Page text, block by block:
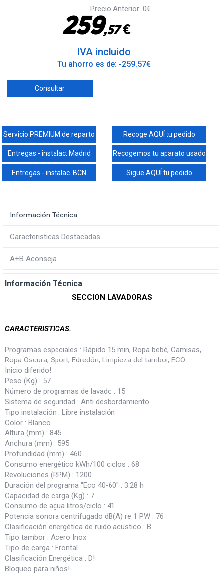
Precio Anterior: 0€
259,57€
IVA incluido
Tu ahorro es de: -259.57€
Consultar
Servicio PREMIUM de reparto Recoge AQUÍ tu pedido
Entregas - instalac. Madrid Recogemos tu aparato usado
Entregas - instalac. BCN Sigue AQUÍ tu pedido
Información Técnica
Caracteristicas Destacadas
A+B Aconseja
Información Técnica
SECCION LAVADORAS
CARACTERISTICAS.
Programas especiales : Rápido 15 min, Ropa bebé, Camisas,
Ropa Oscura, Sport, Edredón, Limpieza del tambor, ECO
Inicio diferido!
Peso (Kg) : 57
Número de programas de lavado : 15
Sistema de seguridad : Anti desbordamiento
Tipo instalación : Libre instalación
Color : Blanco
Altura (mm) : 845
Anchura (mm) : 595
Profundidad (mm) : 460
Consumo energético kWh/100 ciclos : 68
Revoluciones (RPM) : 1200
Duración del programa "Eco 40-60" : 3.28 h
Capacidad de carga (Kg) : 7
Consumo de agua litros/ciclo : 41
Potencia sonora centrifugado dB(A) re 1 PW : 76
Clasificación energética de ruido acustico : B
Tipo tambor : Acero Inox
Tipo de carga : Frontal
Clasificación Energética : D!
Bloqueo para niños!